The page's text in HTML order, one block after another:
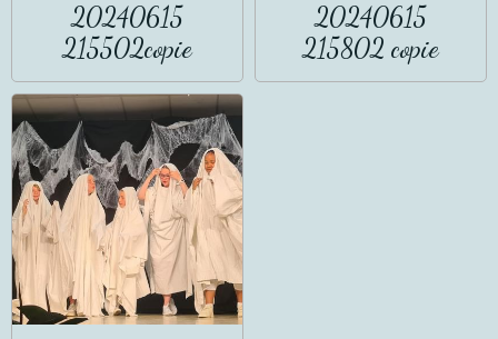
20240615
215502copie
20240615
215802 copie